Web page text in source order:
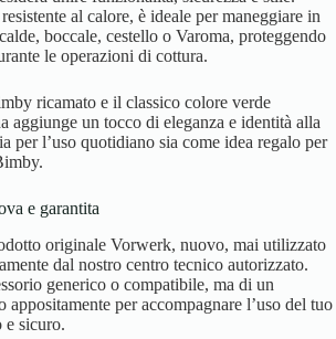
al calore, è ideale per maneggiare in
boccale, cestello o Varoma, proteggendo
le operazioni di cottura.
ricamato e il classico colore verde
aggiunge un tocco di eleganza e identità alla
per l’uso quotidiano sia come idea regalo per
e garantita
originale Vorwerk, nuovo, mai utilizzato
dal nostro centro tecnico autorizzato.
generico o compatibile, ma di un
per accompagnare l’uso del tuo
sicuro.